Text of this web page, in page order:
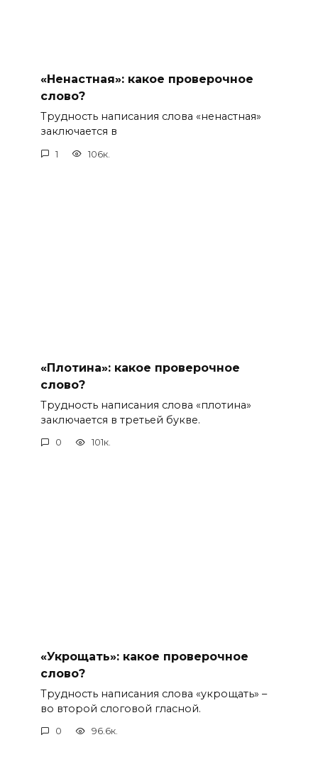
«Ненастная»: какое проверочное
слово?
Трудность написания слова «ненастная»
заключается в
1 106к.
«Плотина»: какое проверочное
слово?
Трудность написания слова «плотина»
заключается в третьей букве.
0 101к.
«Укрощать»: какое проверочное
слово?
Трудность написания слова «укрощать» –
во второй слоговой гласной.
0 96.6к.